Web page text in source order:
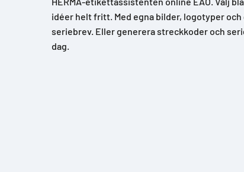
idéer helt fritt. Med egna bilder, logotyper
seriebrev. Eller generera streckkoder och
dag.